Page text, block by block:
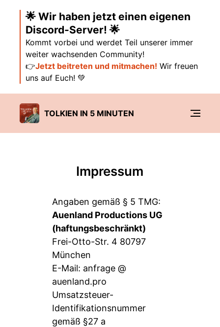
🌟 Wir haben jetzt einen eigenen
Discord-Server! 🌟
Kommt vorbei und werdet Teil unserer immer
weiter wachsenden Community!
👉Jetzt beitreten und mitmachen! Wir freuen
uns auf Euch! 💚
TOLKIEN IN 5 MINUTEN
Impressum
Angaben gemäß § 5 TMG:
Auenland Productions UG
(haftungsbeschränkt)
Frei-Otto-Str. 4 80797
München
E-Mail: anfrage @
auenland.pro
Umsatzsteuer-
Identifikationsnummer
gemäß §27 a